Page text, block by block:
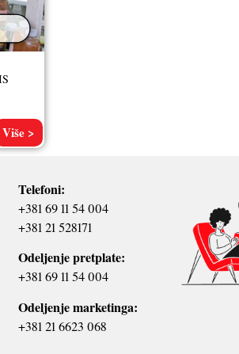
Više >
Telefoni:
+381 69 11 54 004
+381 21 528171
Odeljenje pretplate:
+381 69 11 54 004
Odeljenje marketinga:
+381 21 6623 068